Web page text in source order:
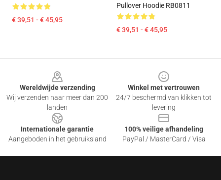
€ 39,51 - € 45,95
Pullover Hoodie RB0811
€ 39,51 - € 45,95
Wereldwijde verzending
Wij verzenden naar meer dan 200
landen
Winkel met vertrouwen
24/7 beschermd van klikken tot
levering
Internationale garantie
Aangeboden in het gebruiksland
100% veilige afhandeling
PayPal / MasterCard / Visa